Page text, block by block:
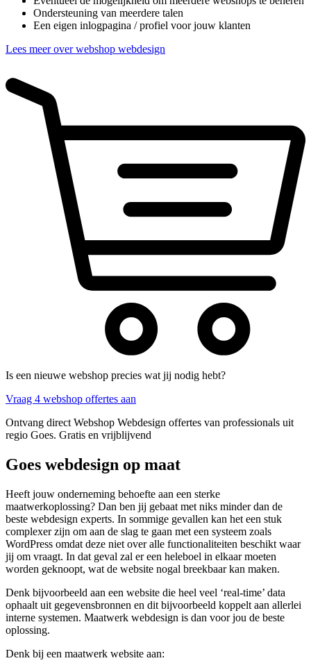
Ondersteuning van meerdere talen
Een eigen inlogpagina / profiel voor jouw klanten
Lees meer over webshop webdesign
Is een nieuwe webshop precies wat jij nodig hebt?
Vraag 4 webshop offertes aan
Ontvang direct Webshop Webdesign offertes van professionals uit
regio Goes. Gratis en vrijblijvend
Goes webdesign op maat
Heeft jouw onderneming behoefte aan een sterke
maatwerkoplossing? Dan ben jij gebaat met niks minder dan de
beste webdesign experts. In sommige gevallen kan het een stuk
complexer zijn om aan de slag te gaan met een systeem zoals
WordPress omdat deze niet over alle functionaliteiten beschikt waar
jij om vraagt. In dat geval zal er een heleboel in elkaar moeten
worden geknoopt, wat de website nogal breekbaar kan maken.
Denk bijvoorbeeld aan een website die heel veel ‘real-time’ data
ophaalt uit gegevensbronnen en dit bijvoorbeeld koppelt aan allerlei
interne systemen. Maatwerk webdesign is dan voor jou de beste
oplossing.
Denk bij een maatwerk website aan: